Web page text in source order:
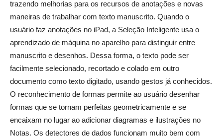
trazendo melhorias para os recursos de anotações e novas
maneiras de trabalhar com texto manuscrito. Quando o
usuário faz anotações no iPad, a Seleção Inteligente usa o
aprendizado de máquina no aparelho para distinguir entre
manuscrito e desenhos. Dessa forma, o texto pode ser
facilmente selecionado, recortado e colado em outro
documento como texto digitado, usando gestos já conhecidos.
O reconhecimento de formas permite ao usuário desenhar
formas que se tornam perfeitas geometricamente e se
encaixam no lugar ao adicionar diagramas e ilustrações no
Notas. Os detectores de dados funcionam muito bem com